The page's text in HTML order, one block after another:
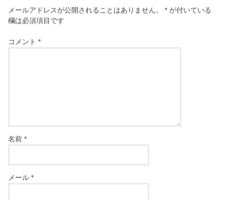
メールアドレスが公開されることはありません。 * が付いている
欄は必須項目です
コメント*
名前*
メール*